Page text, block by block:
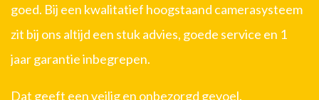
goed. Bij een kwalitatief hoogstaand camerasysteem
zit bij ons altijd een stuk advies, goede service en 1
jaar garantie inbegrepen.
Dat geeft een veilig en onbezorgd gevoel.